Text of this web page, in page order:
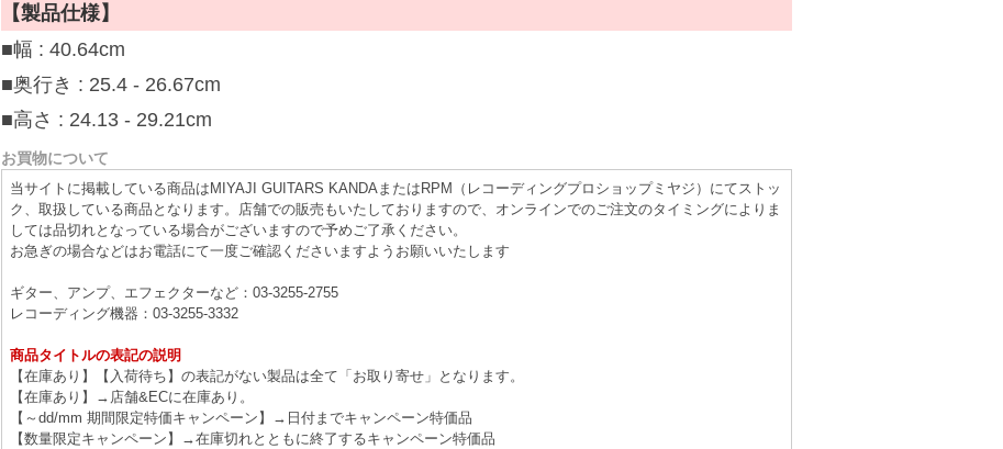
【製品仕様】
■幅 : 40.64cm
■奥行き : 25.4 - 26.67cm
■高さ : 24.13 - 29.21cm
お買物について
当サイトに掲載している商品はMIYAJI GUITARS KANDAまたはRPM（レコーディングプロショップミヤジ）にてストッ
ク、取扱している商品となります。店舗での販売もいたしておりますので、オンラインでのご注文のタイミングによりま
しては品切れとなっている場合がございますので予めご了承ください。
お急ぎの場合などはお電話にて一度ご確認くださいますようお願いいたします
ギター、アンプ、エフェクターなど：03-3255-2755
レコーディング機器：03-3255-3332
商品タイトルの表記の説明
【在庫あり】【入荷待ち】の表記がない製品は全て「お取り寄せ」となります。
【在庫あり】→店舗&ECに在庫あり。
【～dd/mm 期間限定特価キャンペーン】→日付までキャンペーン特価品
【数量限定キャンペーン】→在庫切れとともに終了するキャンペーン特価品